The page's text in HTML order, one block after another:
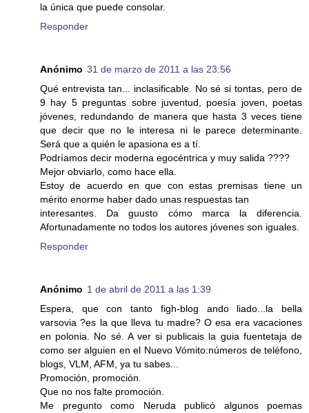
la única que puede consolar.
Responder
Anónimo 31 de marzo de 2011 a las 23:56
Qué entrevista tan... inclasificable. No sé si tontas, pero de
9 hay 5 preguntas sobre juventud, poesía joven, poetas
jóvenes, redundando de manera que hasta 3 veces tiene
que decir que no le interesa ni le parece determinante.
Será que a quién le apasiona es a tí.
Podríamos decir moderna egocéntrica y muy salida ????
Mejor obviarlo, como hace ella.
Estoy de acuerdo en que con estas premisas tiene un
mérito enorme haber dado unas respuestas tan
interesantes. Da guusto cómo marca la diferencia.
Afortunadamente no todos los autores jóvenes son iguales.
Responder
Anónimo 1 de abril de 2011 a las 1:39
Espera, que con tanto figh-blog ando liado...la bella
varsovia ?es la que lleva tu madre? O esa era vacaciones
en polonia. No sé. A ver si publicais la guia fuentetaja de
como ser alguien en el Nuevo Vómito:números de teléfono,
blogs, VLM, AFM, ya tu sabes...
Promoción, promoción.
Que no nos falte promoción.
Me pregunto como Neruda publicó algunos poemas